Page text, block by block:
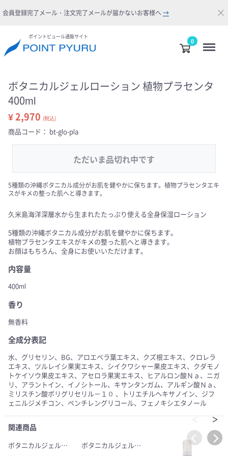
会員登録完了メール・注文完了メールが届かないお客様へ → ×
ポイントピュール通販サイト
0
ボタニカルジェルローション 植物プラセンタ
400ml
¥ 2,970 (税込)
商品コード： bt-glo-pla
ただいま品切れ中です
5種類の沖縄ボタニカル成分がお肌を健やかに保ちます。植物プラセンタエキ
スがキメの整った肌へと導きます。
久米島海洋深層水から生まれたたっぷり使える全身保湿ローション
5種類の沖縄ボタニカル成分がお肌を健やかに保ちます。
植物プラセンタエキスがキメの整った肌へと導きます。
お顔はもちろん、全身にお使いいただけます。
内容量
400ml
香り
無香料
全成分表記
水、グリセリン、BG、アロエベラ葉エキス、クズ根エキス、クロレラ
エキス、ツルレイシ果実エキス、シイクワシャー果皮エキス、クダモノ
トケイソウ果皮エキス、アセロラ果実エキス、ヒアルロン酸Ｎａ、ニガ
リ、アラントイン、イノシトール、キサンタンガム、アルギン酸Ｎａ、
ミリスチン酸ポリグリセリル－１０ 、トリエチルヘキサノイン、ジフ
ェニルジメチコン、ペンチレングリコール、フェノキシエタノール
関連商品
ボタニカルジェルローション ハトムギとビタミンC誘導体 400ml
ボタニカルジェルローション ヒアルロン酸 400ml